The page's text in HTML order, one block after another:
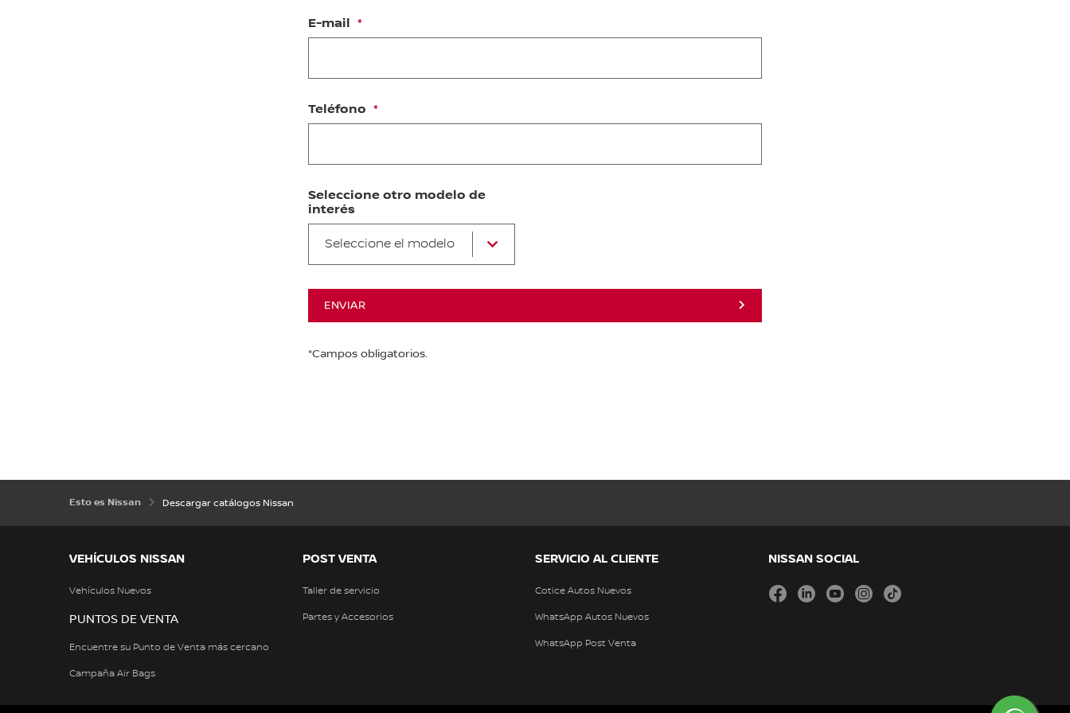
E-mail
Teléfono
Seleccione otro modelo de
interés
Seleccione el modelo
ENVIAR
*Campos obligatorios.
Esto es Nissan Descargar catálogos Nissan
VEHÍCULOS NISSAN
Vehículos Nuevos
PUNTOS DE VENTA
Encuentre su Punto de Venta más cercano
Campaña Air Bags
POST VENTA
Taller de servicio
Partes y Accesorios
SERVICIO AL CLIENTE
Cotice Autos Nuevos
WhatsApp Autos Nuevos
WhatsApp Post Venta
NISSAN SOCIAL
facebooklinkedinyoutubeinstagram
tiktok